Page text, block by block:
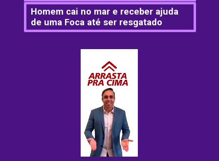
Homem cai no mar e receber ajuda
de uma Foca até ser resgatado